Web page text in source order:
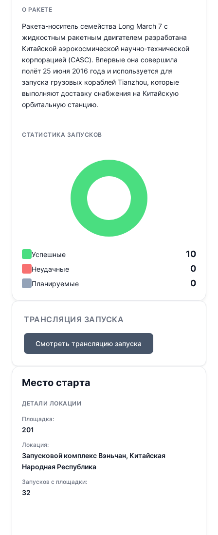
О РАКЕТЕ
Ракета-носитель семейства Long March 7 с
жидкостным ракетным двигателем разработана
Китайской аэрокосмической научно-технической
корпорацией (CASC). Впервые она совершила
полёт 25 июня 2016 года и используется для
запуска грузовых кораблей Tianzhou, которые
выполняют доставку снабжения на Китайскую
орбитальную станцию.
СТАТИСТИКА ЗАПУСКОВ
Успешные 10
Неудачные 0
Планируемые 0
ТРАНСЛЯЦИЯ ЗАПУСКА
Смотреть трансляцию запуска
Место старта
ДЕТАЛИ ЛОКАЦИИ
Площадка:
201
Локация:
Запусковой комплекс Вэньчан, Китайская
Народная Республика
Запусков с площадки:
32